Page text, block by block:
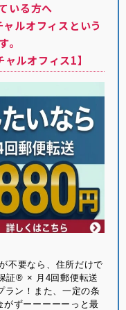
いる方へ
ルオフィスという
。
ルオフィス1】
不要なら、住所だけで
証® × ⽉4回郵便転送
ラン！また、一定の条
がずーーーーーっと最